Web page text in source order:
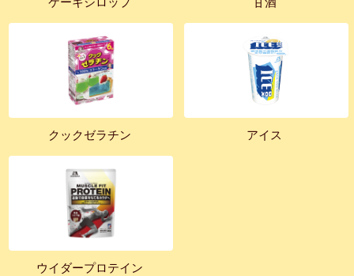
クックゼラチン アイス
ウイダープロテイン